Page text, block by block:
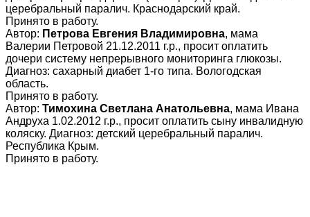
церебральный паралич. Краснодарский край.
Принято в работу.
Автор: Петрова Евгения Владимировна, мама
Валерии Петровой 21.12.2011 г.р., просит оплатить
дочери систему непрерывного мониторинга глюкозы.
Диагноз: сахарный диабет 1-го типа. Вологодская
область.
Принято в работу.
Автор: Тимохина Светлана Анатольевна, мама Ивана
Андруха 1.02.2012 г.р., просит оплатить сыну инвалидную
коляску. Диагноз: детский церебральный паралич.
Республика Крым.
Принято в работу.